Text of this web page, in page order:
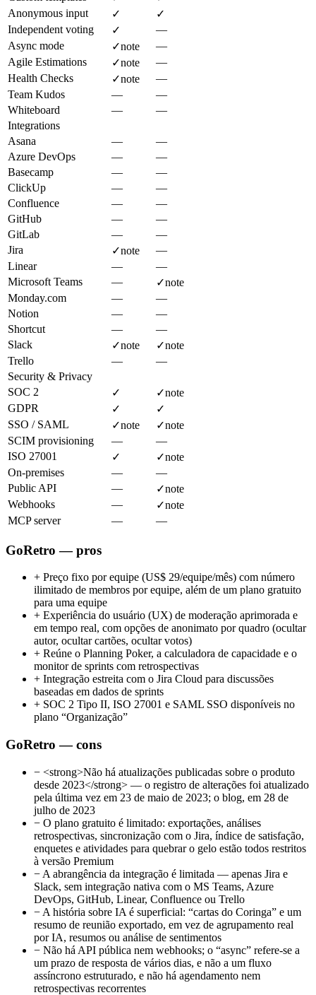
Anonymous input
✓
✓
Independent voting
✓
—
Async mode
✓note
—
Agile Estimations
✓note
—
Health Checks
✓note
—
Team Kudos
—
—
Whiteboard
—
—
Integrations
Asana
—
—
Azure DevOps
—
—
Basecamp
—
—
ClickUp
—
—
Confluence
—
—
GitHub
—
—
GitLab
—
—
Jira
✓note
—
Linear
—
—
Microsoft Teams
— ✓note
Monday.com
—
—
Notion
—
—
Shortcut
—
—
Slack
✓note ✓note
Trello
—
—
Security & Privacy
SOC 2
✓ ✓note
GDPR
✓
✓
SSO / SAML
✓note ✓note
SCIM provisioning
—
—
ISO 27001
✓ ✓note
On-premises
—
—
Public API
— ✓note
Webhooks
— ✓note
MCP server
— —
GoRetro — pros
+ Preço fixo por equipe (US$ 29/equipe/mês) com número
ilimitado de membros por equipe, além de um plano gratuito
para uma equipe
+ Experiência do usuário (UX) de moderação aprimorada e
em tempo real, com opções de anonimato por quadro (ocultar
autor, ocultar cartões, ocultar votos)
+ Reúne o Planning Poker, a calculadora de capacidade e o
monitor de sprints com retrospectivas
+ Integração estreita com o Jira Cloud para discussões
baseadas em dados de sprints
+ SOC 2 Tipo II, ISO 27001 e SAML SSO disponíveis no
plano “Organização”
GoRetro — cons
− <strong>Não há atualizações publicadas sobre o produto
desde 2023</strong> — o registro de alterações foi atualizado
pela última vez em 23 de maio de 2023; o blog, em 28 de
julho de 2023
− O plano gratuito é limitado: exportações, análises
retrospectivas, sincronização com o Jira, índice de satisfação,
enquetes e atividades para quebrar o gelo estão todos restritos
à versão Premium
− A abrangência da integração é limitada — apenas Jira e
Slack, sem integração nativa com o MS Teams, Azure
DevOps, GitHub, Linear, Confluence ou Trello
− A história sobre IA é superficial: “cartas do Coringa” e um
resumo de reunião exportado, em vez de agrupamento real
por IA, resumos ou análise de sentimentos
− Não há API pública nem webhooks; o “async” refere-se a
um prazo de resposta de vários dias, e não a um fluxo
assíncrono estruturado, e não há agendamento nem
retrospectivas recorrentes